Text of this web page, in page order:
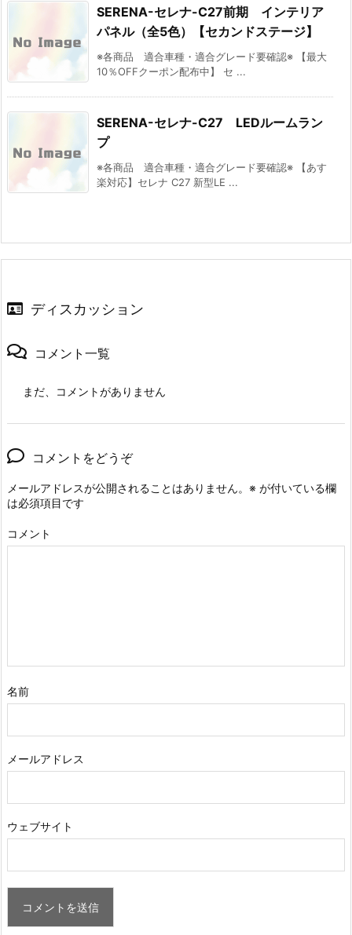
SERENA-セレナ-C27前期 インテリア
パネル（全5色）【セカンドステージ】
※各商品 適合車種・適合グレード要確認※ 【最大
10％OFFクーポン配布中】 セ ...
SERENA-セレナ-C27 LEDルームラン
プ
※各商品 適合車種・適合グレード要確認※ 【あす
楽対応】セレナ C27 新型LE ...
ディスカッション
コメント一覧
まだ、コメントがありません
コメントをどうぞ
メールアドレスが公開されることはありません。 ※ が付いている欄
は必須項目です
コメント
名前
メールアドレス
ウェブサイト